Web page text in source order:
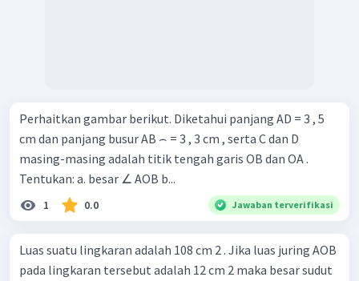
Perhaitkan gambar berikut. Diketahui panjang AD = 3 , 5
cm dan panjang busur AB ⌢ = 3 , 3 cm , serta C dan D
masing-masing adalah titik tengah garis OB dan OA .
Tentukan: a. besar ∠ AOB b...
1 0.0 Jawaban terverifikasi
Luas suatu lingkaran adalah 108 cm 2 . Jika luas juring AOB
pada lingkaran tersebut adalah 12 cm 2 maka besar sudut